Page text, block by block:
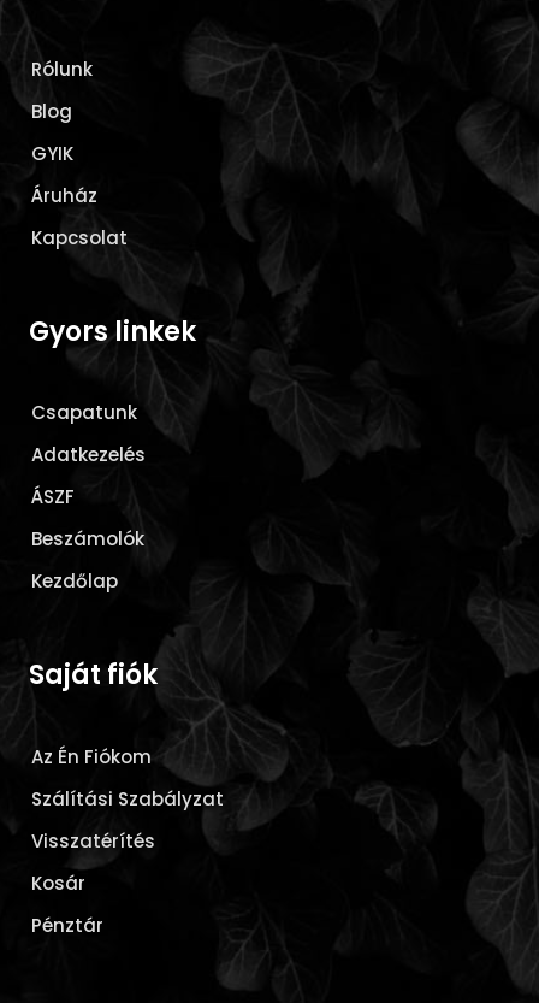
Rólunk
Blog
GYIK
Áruház
Kapcsolat
Gyors linkek
Csapatunk
Adatkezelés
ÁSZF
Beszámolók
Kezdőlap
Saját fiók
Az Én Fiókom
Szálítási Szabályzat
Visszatérítés
Kosár
Pénztár